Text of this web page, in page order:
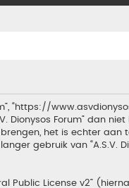
“https://
Dionysos Forum” dan
het is echter aan
gebruik van “A.S.V.
Public License v2”